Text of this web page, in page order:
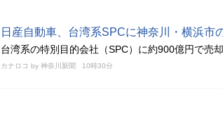
日産自動車、台湾系SPCに神奈川・横浜市
台湾系の特別目的会社（SPC）に約900億円で売
カナロコ by 神奈川新聞 10時30分